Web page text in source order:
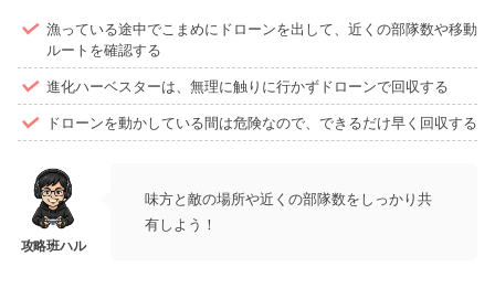
漁っている途中でこまめにドローンを出して、近くの部隊数や移動
ルートを確認する
進化ハーベスターは、無理に触りに行かずドローンで回収する
ドローンを動かしている間は危険なので、できるだけ早く回収する
味方と敵の場所や近くの部隊数をしっかり共
有しよう！